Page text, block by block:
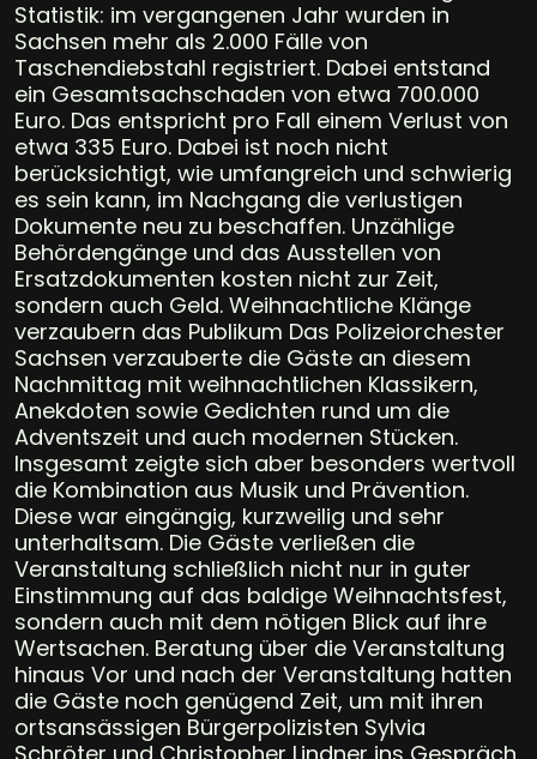
Statistik: im vergangenen Jahr wurden in
Sachsen mehr als 2.000 Fälle von
Taschendiebstahl registriert. Dabei entstand
ein Gesamtsachschaden von etwa 700.000
Euro. Das entspricht pro Fall einem Verlust von
etwa 335 Euro. Dabei ist noch nicht
berücksichtigt, wie umfangreich und schwierig
es sein kann, im Nachgang die verlustigen
Dokumente neu zu beschaffen. Unzählige
Behördengänge und das Ausstellen von
Ersatzdokumenten kosten nicht zur Zeit,
sondern auch Geld. Weihnachtliche Klänge
verzaubern das Publikum Das Polizeiorchester
Sachsen verzauberte die Gäste an diesem
Nachmittag mit weihnachtlichen Klassikern,
Anekdoten sowie Gedichten rund um die
Adventszeit und auch modernen Stücken.
Insgesamt zeigte sich aber besonders wertvoll
die Kombination aus Musik und Prävention.
Diese war eingängig, kurzweilig und sehr
unterhaltsam. Die Gäste verließen die
Veranstaltung schließlich nicht nur in guter
Einstimmung auf das baldige Weihnachtsfest,
sondern auch mit dem nötigen Blick auf ihre
Wertsachen. Beratung über die Veranstaltung
hinaus Vor und nach der Veranstaltung hatten
die Gäste noch genügend Zeit, um mit ihren
ortsansässigen Bürgerpolizisten Sylvia